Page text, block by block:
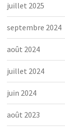
juillet 2025
septembre 2024
août 2024
juillet 2024
juin 2024
août 2023